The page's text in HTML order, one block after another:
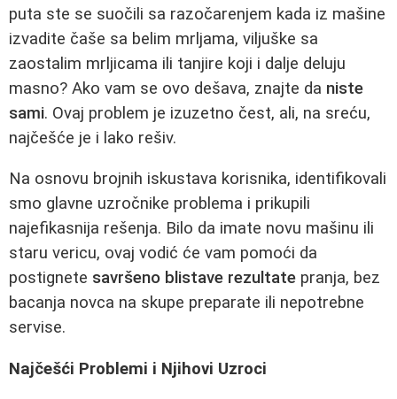
puta ste se suočili sa razočarenjem kada iz mašine
izvadite čaše sa belim mrljama, viljuške sa
zaostalim mrljicama ili tanjire koji i dalje deluju
masno? Ako vam se ovo dešava, znajte da niste
sami. Ovaj problem je izuzetno čest, ali, na sreću,
najčešće je i lako rešiv.
Na osnovu brojnih iskustava korisnika, identifikovali
smo glavne uzročnike problema i prikupili
najefikasnija rešenja. Bilo da imate novu mašinu ili
staru vericu, ovaj vodić će vam pomoći da
postignete savršeno blistave rezultate pranja, bez
bacanja novca na skupe preparate ili nepotrebne
servise.
Najčešći Problemi i Njihovi Uzroci